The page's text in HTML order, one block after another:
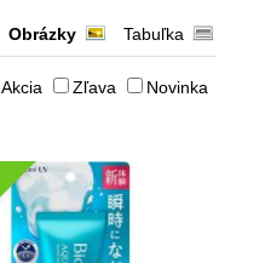
Obrázky Tabuľka
Akcia Zľava
Novinka